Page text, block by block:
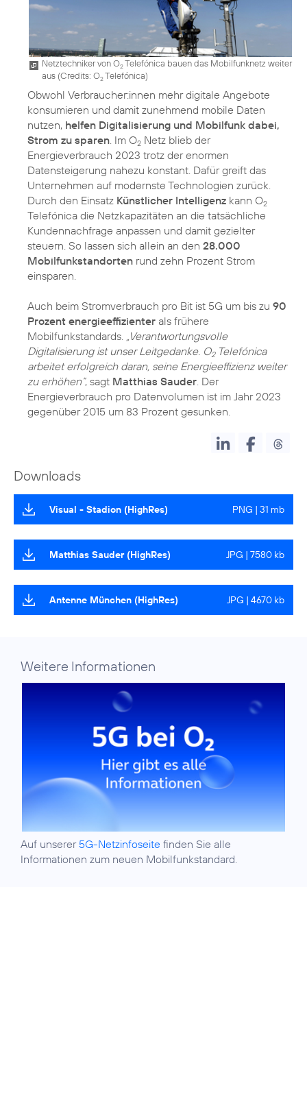
Netztechniker von O2Telefónica bauen das Mobilfunknetz weiter
aus (Credits: O2Telefónica)
Obwohl Verbraucher:innen mehr digitale Angebote
konsumieren und damit zunehmend mobile Daten
nutzen, helfen Digitalisierung und Mobilfunk dabei,
Strom zu sparen. Im O2 Netz blieb der
Energieverbrauch 2023 trotz der enormen
Datensteigerung nahezu konstant. Dafür greift das
Unternehmen auf modernste Technologien zurück.
Durch den Einsatz Künstlicher Intelligenz kann O2
Telefónica die Netzkapazitäten an die tatsächliche
Kundennachfrage anpassen und damit gezielter
steuern. So lassen sich allein an den 28.000
Mobilfunkstandorten rund zehn Prozent Strom
einsparen.
Auch beim Stromverbrauch pro Bit ist 5G um bis zu 90
Prozent energieeffizienter als frühere
Mobilfunkstandards. „Verantwortungsvolle
Digitalisierung ist unser Leitgedanke. O2Telefónica
arbeitet erfolgreich daran, seine Energieeffizienz weiter
zu erhöhen“, sagt Matthias Sauder. Der
Energieverbrauch pro Datenvolumen ist im Jahr 2023
gegenüber 2015 um 83 Prozent gesunken.
Downloads
Visual - Stadion (HighRes) PNG | 31 mb
Matthias Sauder (HighRes) JPG | 7580 kb
Antenne München (HighRes) JPG | 4670 kb
Weitere Informationen
Auf unserer 5G-Netzinfoseite finden Sie alle
Informationen zum neuen Mobilfunkstandard.